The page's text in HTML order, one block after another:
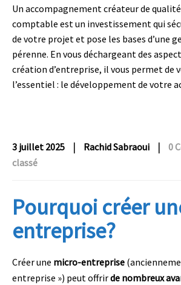
Un accompagnement créateurde
comptable est un investissement qui
de votre projet et pose les bases d’une
pérenne. En vous déchargeant des
création d’entreprise, il vous permet de
l’essentiel : le développement de votre
3 juillet 2025 | Rachid Sabraoui | 0
classé
Pourquoi créer
entreprise?
Créer une micro-entreprise
entreprise ») peut offrirde nombreux